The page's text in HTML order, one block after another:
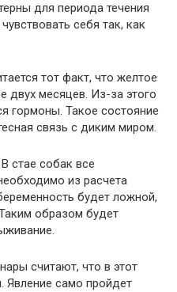
для периода течения
себя так, как
тот факт, что желтое
двух месяцев. Из-за этого
гормоны. Такое состояние
связь с диким миром.
стае собак все
из расчета
будет ложной,
образом будет
считают, что в этот
Явление само пройдет